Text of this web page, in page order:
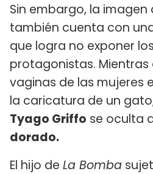
Sin embargo, la imagen
también cuenta con
que logra no exponer
protagonistas. Mientras
vaginas de las mujeres
la caricatura de un
Tyago Griffo se oculta
dorado.
El hijo de La Bomba